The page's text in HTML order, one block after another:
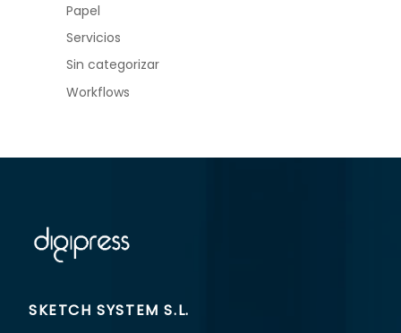
Papel
Servicios
Sin categorizar
Workflows
SKETCH SYSTEM S.L.